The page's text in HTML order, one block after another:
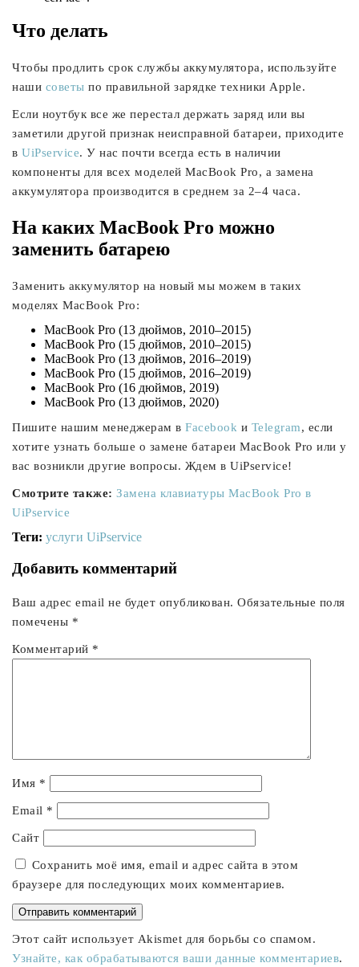
Что делать
Чтобы продлить срок службы аккумулятора, используйте
наши советы по правильной зарядке техники Apple.
Если ноутбук все же перестал держать заряд или вы
заметили другой признак неисправной батареи, приходите
в UiPservice. У нас почти всегда есть в наличии
компоненты для всех моделей MacBook Pro, а замена
аккумулятора производится в среднем за 2–4 часа.
На каких MacBook Pro можно
заменить батарею
Заменить аккумулятор на новый мы можем в таких
моделях MacBook Pro:
MacBook Pro (13 дюймов, 2010–2015)
MacBook Pro (15 дюймов, 2010–2015)
MacBook Pro (13 дюймов, 2016–2019)
MacBook Pro (15 дюймов, 2016–2019)
MacBook Pro (16 дюймов, 2019)
MacBook Pro (13 дюймов, 2020)
Пишите нашим менеджерам в Facebook и Telegram, если
хотите узнать больше о замене батареи MacBook Pro или у
вас возникли другие вопросы. Ждем в UiPservice!
Смотрите также: Замена клавиатуры MacBook Pro в
UiPservice
Теги: услуги UiPservice
Добавить комментарий
Ваш адрес email не будет опубликован. Обязательные поля
помечены *
Комментарий *
Имя *
Email *
Сайт
Сохранить моё имя, email и адрес сайта в этом
браузере для последующих моих комментариев.
Этот сайт использует Akismet для борьбы со спамом.
Узнайте, как обрабатываются ваши данные комментариев.